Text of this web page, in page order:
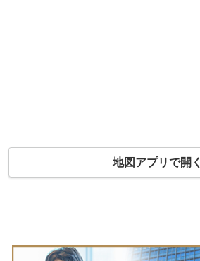
地図アプリで開く